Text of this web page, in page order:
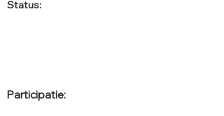
Status:
Participatie: